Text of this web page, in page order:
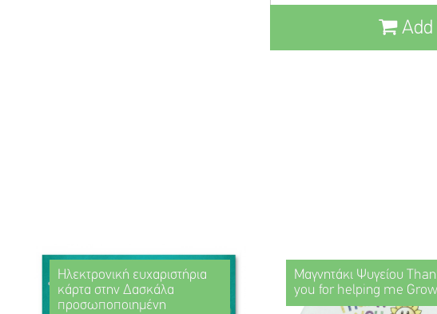
Add
Ηλεκτρονική ευχαριστήρια
κάρτα στην Δασκάλα
προσωποποιημένη
Μαγνητάκι Ψυγείου
you for helping me Grow